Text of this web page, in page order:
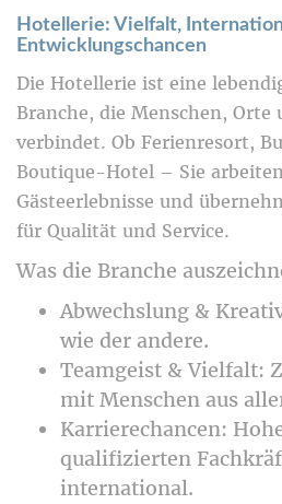
Hotellerie: Vielfalt,
Entwicklungschancen
Die Hotellerie ist eine
Branche, die Menschen, Orte
verbindet. Ob Ferienresort,
Boutique-Hotel – Sie
Gästeerlebnisse und
für Qualität und Service.
Was die Branche
Abwechslung &
wie der andere.
Teamgeist & Vielfalt:
mit Menschen aus
Karrierechancen:
qualifizierten
international.